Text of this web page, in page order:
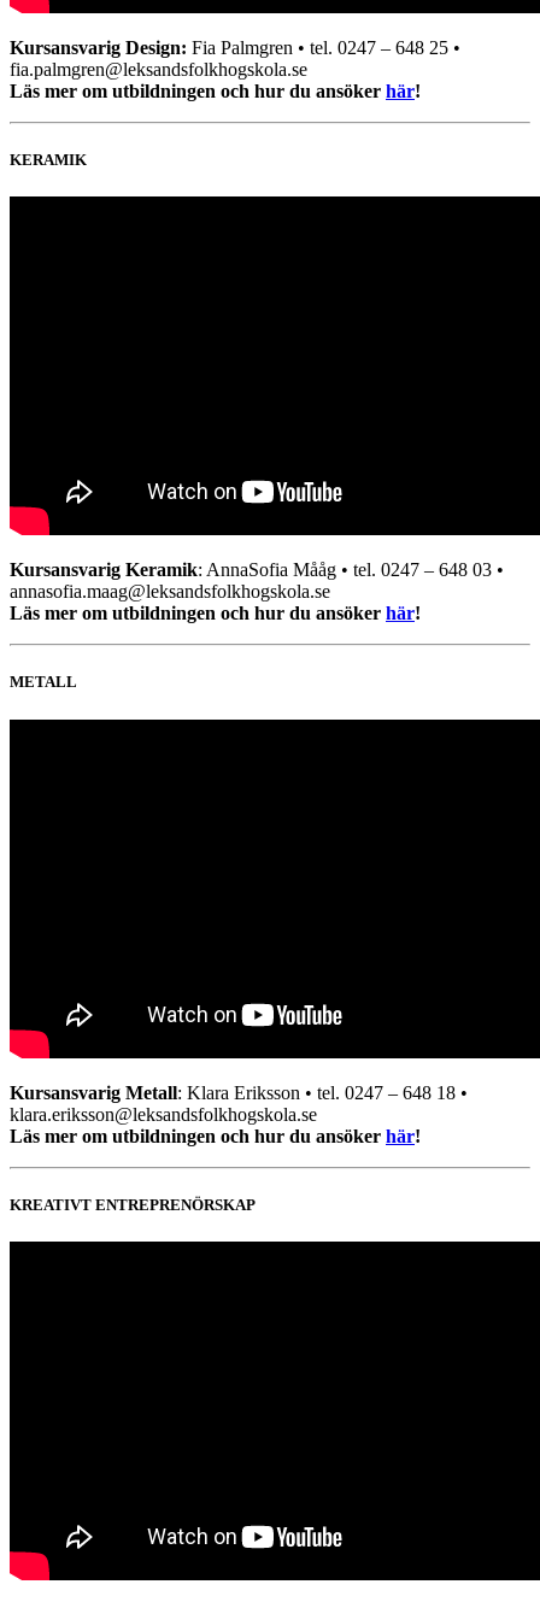
Kursansvarig Design: Fia Palmgren • tel. 0247 – 648 25 •
fia.palmgren@leksandsfolkhogskola.se
Läs mer om utbildningen och hur du ansöker här!
KERAMIK
Kursansvarig Keramik: AnnaSofia Mååg • tel. 0247 – 648 03 •
annasofia.maag@leksandsfolkhogskola.se
Läs mer om utbildningen och hur du ansöker här!
METALL
Kursansvarig Metall: Klara Eriksson • tel. 0247 – 648 18 •
klara.eriksson@leksandsfolkhogskola.se
Läs mer om utbildningen och hur du ansöker här!
KREATIVT ENTREPRENÖRSKAP